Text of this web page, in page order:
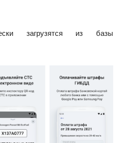
загрузятся из базы